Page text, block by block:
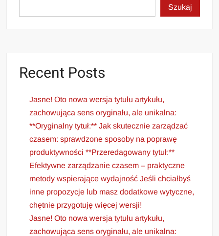
Szukaj
Recent Posts
Jasne! Oto nowa wersja tytułu artykułu,
zachowująca sens oryginału, ale unikalna:
**Oryginalny tytuł:** Jak skutecznie zarządzać
czasem: sprawdzone sposoby na poprawę
produktywności **Przeredagowany tytuł:**
Efektywne zarządzanie czasem – praktyczne
metody wspierające wydajność Jeśli chciałbyś
inne propozycje lub masz dodatkowe wytyczne,
chętnie przygotuję więcej wersji!
Jasne! Oto nowa wersja tytułu artykułu,
zachowująca sens oryginału, ale unikalna: